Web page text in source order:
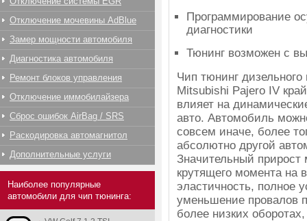
Программирование
диагностики
Тюнинг возможен с
Чип тюнинг дизельного
Mitsubishi Pajero IV
влияет на
авто. Автомобиль
совсем иначе, более
абсолютно другой
Значительный
крутящего момента на
эластичность, полное
уменьшение провалов
более низких
Отключение мочевины AdBlue
Замер мощности автомобиля
Диагностика автомобиля
Ремонт блоков управления
Отключение иммобилайзера
Сброс ошибок AirBag / SRS
Раскодировка автомагнитол
Дополнительные услуги
Наиболее популярные
автомобили для чип тюнинга: